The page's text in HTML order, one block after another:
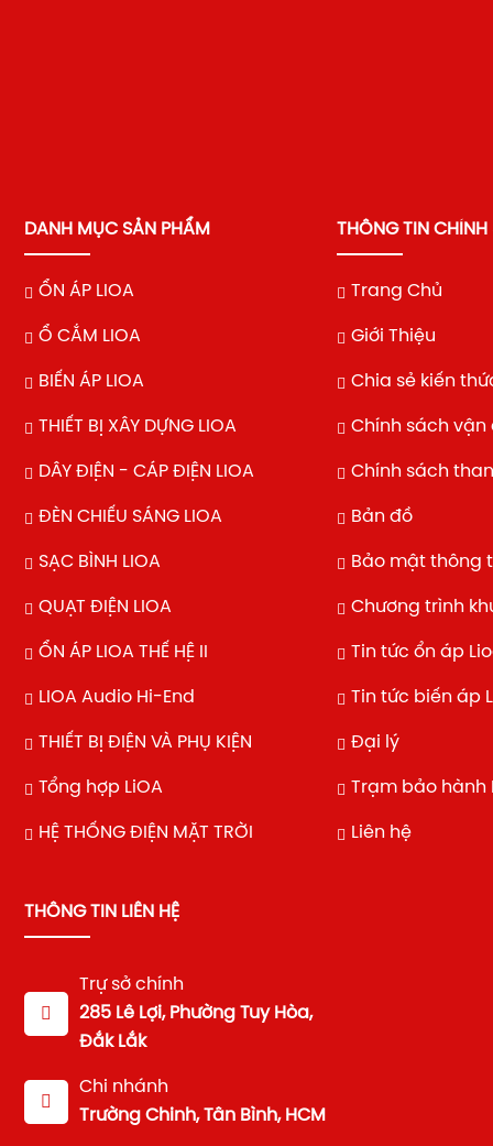
DANH MỤC SẢN PHẨM
ỔN ÁP LIOA
Ổ CẮM LIOA
BIẾN ÁP LIOA
THIẾT BỊ XÂY DỰNG LIOA
DÂY ĐIỆN - CÁP ĐIỆN LIOA
ĐÈN CHIẾU SÁNG LIOA
SẠC BÌNH LIOA
QUẠT ĐIỆN LIOA
ỔN ÁP LIOA THẾ HỆ II
LIOA Audio Hi-End
THIẾT BỊ ĐIỆN VÀ PHỤ KIỆN
Tổng hợp LiOA
HỆ THỐNG ĐIỆN MẶT TRỜI
THÔNG TIN CHÍNH
Trang Chủ
Giới Thiệu
Chia sẻ kiến
Chính sách vận
Chính sách
Bản đồ
Bảo mật thông
Chương trình
Tin tức ổn áp
Tin tức biến áp
Đại lý
Trạm bảo hành
Liên hệ
THÔNG TIN LIÊN HỆ
Trự sở chính
285 Lê Lợi, Phường Tuy Hòa,
Đắk Lắk
Chi nhánh
Trường Chinh, Tân Bình, HCM